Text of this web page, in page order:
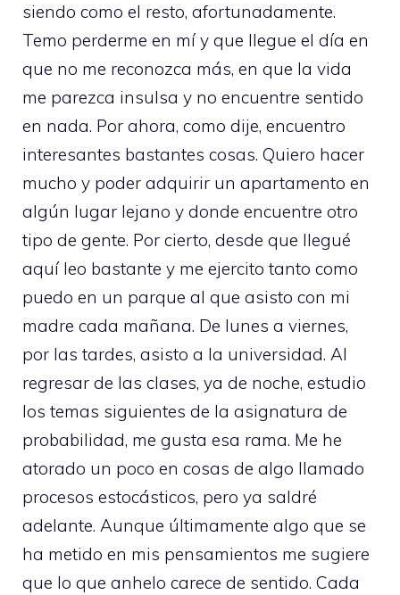
siendo como el resto, afortunadamente.
Temo perderme en mí y que llegue el día en
que no me reconozca más, en que la vida
me parezca insulsa y no encuentre sentido
en nada. Por ahora, como dije, encuentro
interesantes bastantes cosas. Quiero hacer
mucho y poder adquirir un apartamento en
algún lugar lejano y donde encuentre otro
tipo de gente. Por cierto, desde que llegué
aquí leo bastante y me ejercito tanto como
puedo en un parque al que asisto con mi
madre cada mañana. De lunes a viernes,
por las tardes, asisto a la universidad. Al
regresar de las clases, ya de noche, estudio
los temas siguientes de la asignatura de
probabilidad, me gusta esa rama. Me he
atorado un poco en cosas de algo llamado
procesos estocásticos, pero ya saldré
adelante. Aunque últimamente algo que se
ha metido en mis pensamientos me sugiere
que lo que anhelo carece de sentido. Cada